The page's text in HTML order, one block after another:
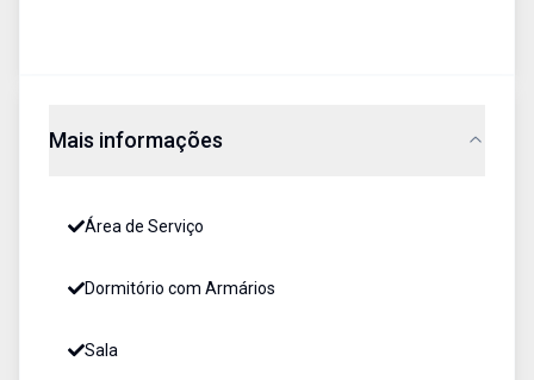
Mais informações
Área de Serviço
Dormitório com Armários
Sala